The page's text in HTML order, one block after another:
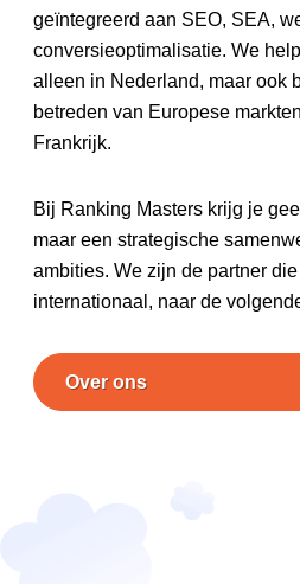
geïntegreerd aan SEO, SEA,
conversieoptimalisatie. We
alleen in Nederland, maar ook
betreden van Europese
Frankrijk.
Bij Ranking Masters krijg je
maar een strategische
ambities. We zijn de partner
internationaal, naar de
Over ons